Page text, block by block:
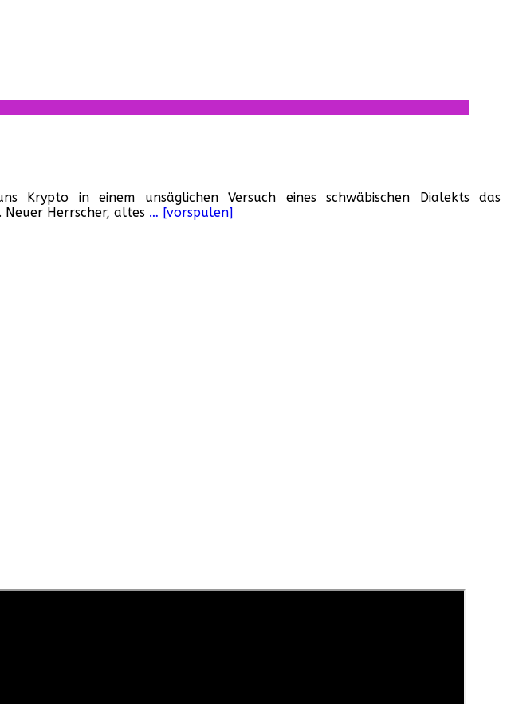
Krypto in einem unsäglichen Versuch eines schwäbischen Dialekts das
Herrscher, altes … [vorspulen]